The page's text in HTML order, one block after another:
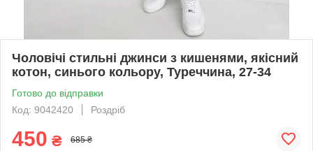
Чоловічі стильні джинси з кишенями, якісний
котон, синього кольору, Туреччина, 27-34
Готово до відправки
Код: 9042420
Роздріб
450 ₴ 685 ₴